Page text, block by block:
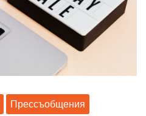
Прессъобщения